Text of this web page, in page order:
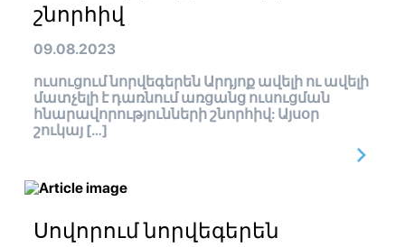
շնորհիվ
09.08.2023
ուսուցում նորվեգերեն Արդյոք ավելի ու ավելի
մատչելի է դառնում առցանց ուսուցման
հնարավորությունների շնորհիվ: Այսօր
շուկայ […]
Սովորում նորվեգերեն